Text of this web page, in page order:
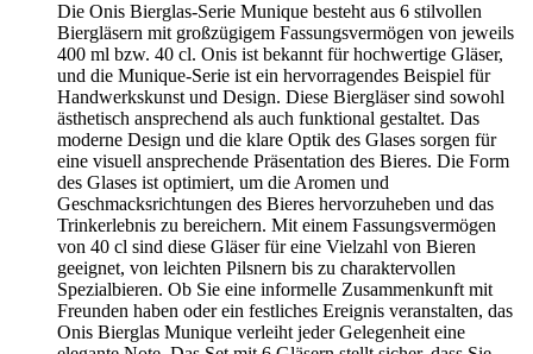
Die Onis Bierglas-Serie Munique besteht aus 6 stilvollen
Biergläsern mit großzügigem Fassungsvermögen von jeweils
400 ml bzw. 40 cl. Onis ist bekannt für hochwertige Gläser,
und die Munique-Serie ist ein hervorragendes Beispiel für
Handwerkskunst und Design. Diese Biergläser sind sowohl
ästhetisch ansprechend als auch funktional gestaltet. Das
moderne Design und die klare Optik des Glases sorgen für
eine visuell ansprechende Präsentation des Bieres. Die Form
des Glases ist optimiert, um die Aromen und
Geschmacksrichtungen des Bieres hervorzuheben und das
Trinkerlebnis zu bereichern. Mit einem Fassungsvermögen
von 40 cl sind diese Gläser für eine Vielzahl von Bieren
geeignet, von leichten Pilsnern bis zu charaktervollen
Spezialbieren. Ob Sie eine informelle Zusammenkunft mit
Freunden haben oder ein festliches Ereignis veranstalten, das
Onis Bierglas Munique verleiht jeder Gelegenheit eine